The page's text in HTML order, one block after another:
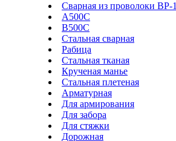
Сварная из проволоки ВР-1
А500С
В500С
Стальная сварная
Рабица
Стальная тканая
Крученая манье
Стальная плетеная
Арматурная
Для армирования
Для забора
Для стяжки
Дорожная